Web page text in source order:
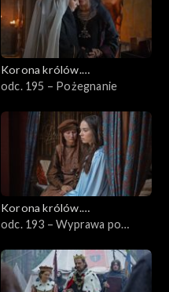
Korona królów.
Jagiellonowie
odc. 195 – Pożegnanie
Korona królów.
Jagiellonowie
odc. 193 – Wyprawa po